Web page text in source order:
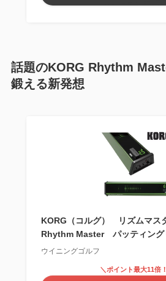
話題のKORG Rhythm
鍛える新発想
KORG（コルグ） リズムマス
Rhythm Master パッティング
ウイニングゴルフ
＼ポイント最大11倍